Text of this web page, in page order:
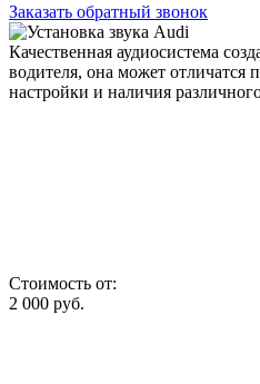
Заказать обратный звонок
Качественная аудиосистема
водителя, она может отличатся
настройки и наличия
Стоимость от:
2 000 руб.